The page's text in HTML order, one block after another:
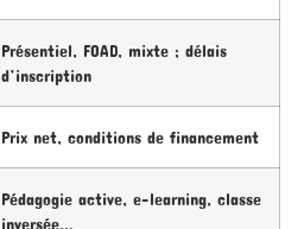
Présentiel, FOAD, mixte ; délais
d’inscription
Prix net, conditions de financement
Pédagogie active, e-learning, classe
inversée…